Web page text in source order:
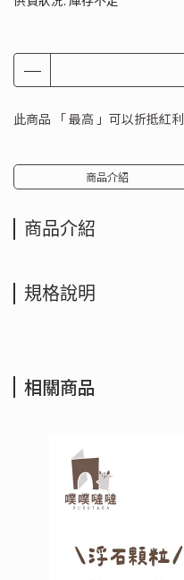
此商品 「 最高 」可以折抵紅利
商品介紹
商品介紹
規格說明
相關商品